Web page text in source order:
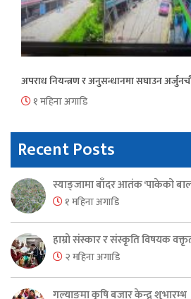
अपराध नियन्त्रण र अनुसन्धानमा सघाउन
१ महिना अगाडि
Recent Posts
स्याङ्जामा बाँदर आतंक ‘पाकेको
१ महिना अगाडि
हाम्रो संस्कार र संस्कृति विषयक
२ महिना अगाडि
गल्याङमा कृषि बजार केन्द्र शुभारम्भ